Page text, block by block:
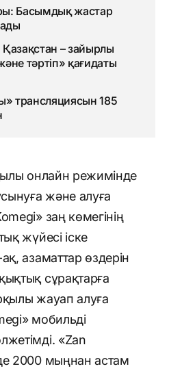
Басымдық жастар
– зайырлы
тәртіп» қағидаты
трансляциясын 185
онлайн режимінде
және алуға
заң көмегінің
жүйесі іске
азаматтар өздерін
сұрақтарға
жауап алуға
мобильді
«Zan
2000 мыңнан астам